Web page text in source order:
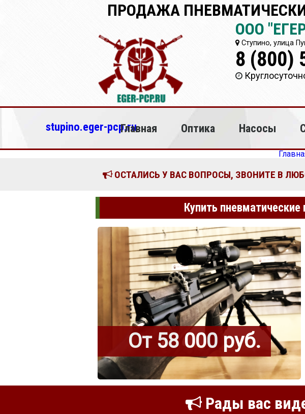
ПРОДАЖА
ООО
Ступино, улица
8 (800)
stupino.eger-pcp.ruГлавная Оптика Насосы
ОСТАЛИСЬ У ВАС ВОПРОСЫ, ЗВОНИТЕ В
Купить
От 58 000 руб.
Рады вас